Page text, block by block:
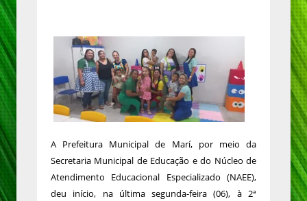
A Prefeitura Municipal de Marí, por meio da
Secretaria Municipal de Educação e do Núcleo de
Atendimento Educacional Especializado (NAEE),
deu início, na última segunda-feira (06), à 2ª